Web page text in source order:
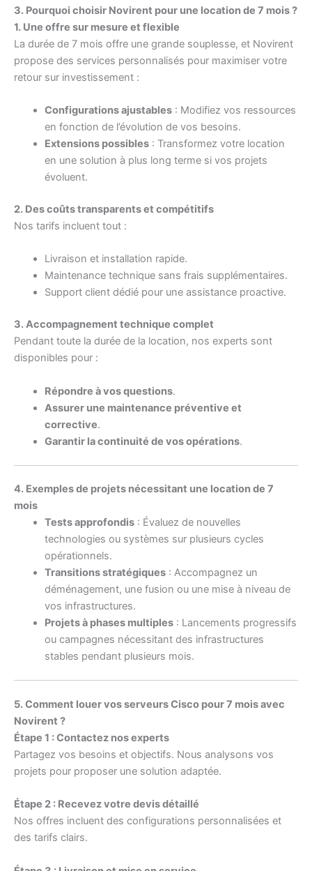
3. Pourquoi choisir Novirent pour une location de 7 mois ?
1. Une offre sur mesure et flexible
La durée de 7 mois offre une grande souplesse, et Novirent
propose des services personnalisés pour maximiser votre
retour sur investissement :
Configurations ajustables: Modifiez vos ressources
en fonction de l’évolution de vos besoins.
Extensions possibles: Transformez votre location
en une solution à plus long terme si vos projets
évoluent.
2. Des coûts transparents et compétitifs
Nos tarifs incluent tout :
Livraison et installation rapide.
Maintenance technique sans frais supplémentaires.
Support client dédié pour une assistance proactive.
3. Accompagnement technique complet
Pendant toute la durée de la location, nos experts sont
disponibles pour :
Répondre à vos questions.
Assurer une maintenance préventive et
corrective.
Garantir la continuité de vos opérations.
4. Exemples de projets nécessitant une location de 7
mois
Tests approfondis: Évaluez de nouvelles
technologies ou systèmes sur plusieurs cycles
opérationnels.
Transitions stratégiques: Accompagnez un
déménagement, une fusion ou une mise à niveau de
vos infrastructures.
Projets à phases multiples: Lancements progressifs
ou campagnes nécessitant des infrastructures
stables pendant plusieurs mois.
5. Comment louer vos serveurs Cisco pour 7 mois avec
Novirent ?
Étape 1 : Contactez nos experts
Partagez vos besoins et objectifs. Nous analysons vos
projets pour proposer une solution adaptée.
Étape 2 : Recevez votre devis détaillé
Nos offres incluent des configurations personnalisées et
des tarifs clairs.